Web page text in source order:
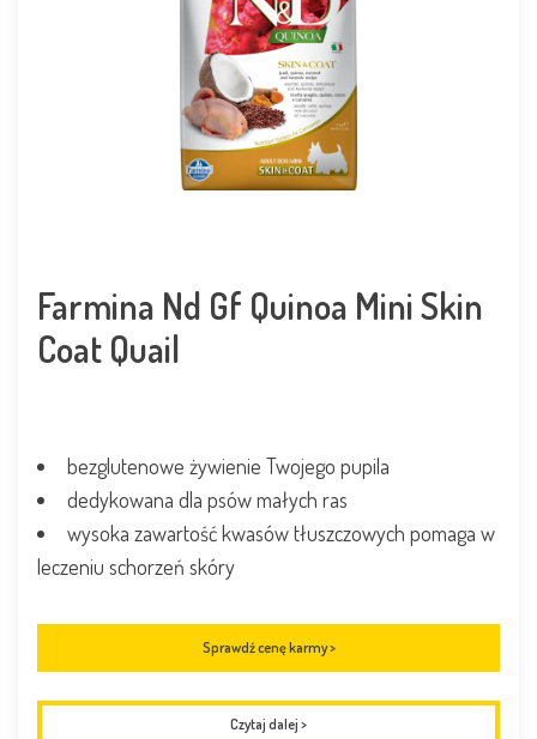
Farmina Nd Gf Quinoa Mini Skin
Coat Quail
bezglutenowe żywienie Twojego pupila
dedykowana dla psów małych ras
wysoka zawartość kwasów tłuszczowych pomaga w
leczeniu schorzeń skóry
Sprawdź cenę karmy >
Czytaj dalej >